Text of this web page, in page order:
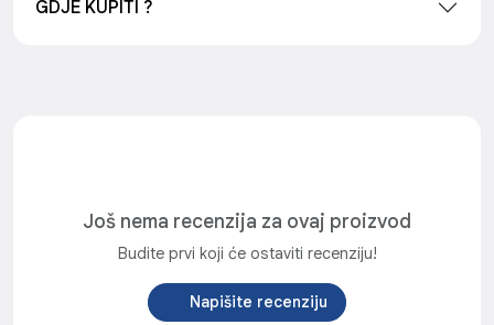
GDJE KUPITI ?
Još nema recenzija za ovaj proizvod
Budite prvi koji će ostaviti recenziju!
Napišite recenziju